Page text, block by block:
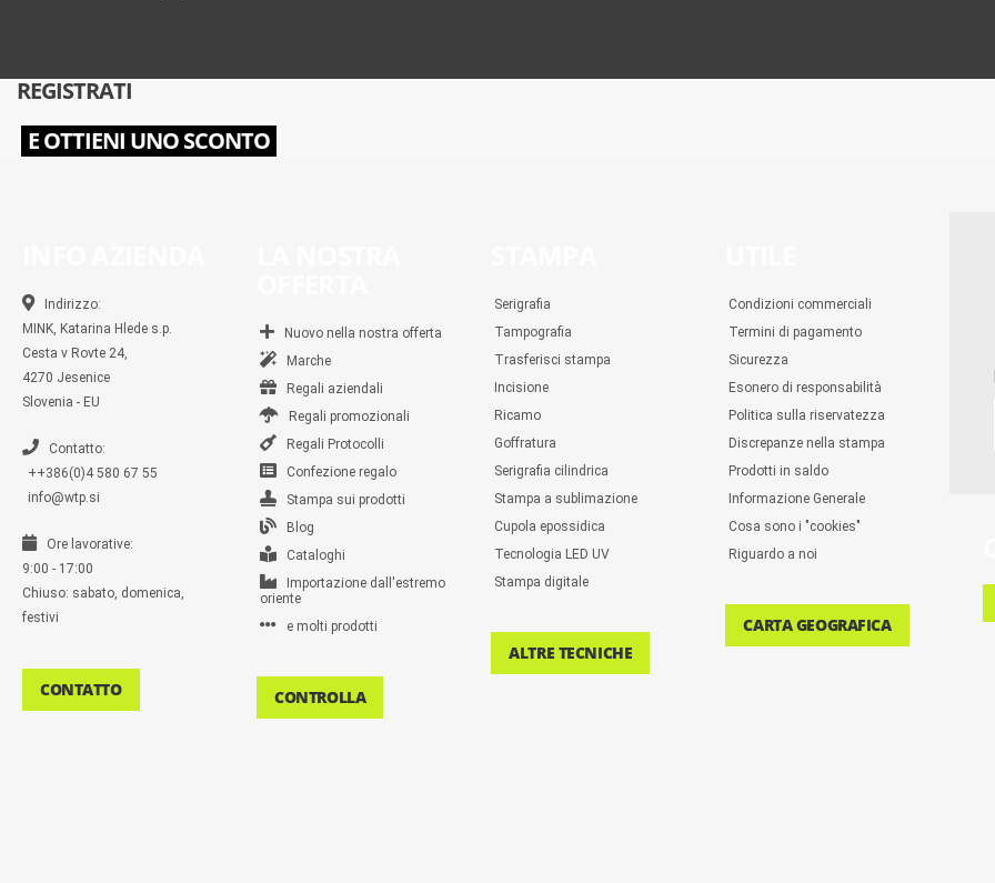
REGISTRATI
E OTTIENI UNO SCONTO
Indirizzo:
MINK, Katarina Hlede s.p.
Cesta v Rovte 24,
4270 Jesenice
Slovenia - EU
Contatto:
++386(0)4 580 67 55
info@wtp.si
Ore lavorative:
9:00 - 17:00
Chiuso: sabato, domenica,
festivi
CONTATTO
Nuovo nella nostra offerta
Marche
Regali aziendali
Regali promozionali
Regali Protocolli
Confezione regalo
Stampa sui prodotti
Blog
Cataloghi
Importazione dall'estremo
oriente
e molti prodotti
CONTROLLA
Serigrafia
Tampografia
Trasferisci stampa
Incisione
Ricamo
Goffratura
Serigrafia cilindrica
Stampa a sublimazione
Cupola epossidica
Tecnologia LED UV
Stampa digitale
ALTRE TECNICHE
Condizioni commerciali
Termini di pagamento
Sicurezza
Esonero di responsabilità
Politica sulla riservatezza
Discrepanze nella stampa
Prodotti in saldo
Informazione Generale
Cosa sono i "cookies"
Riguardo a noi
CARTA GEOGRAFICA